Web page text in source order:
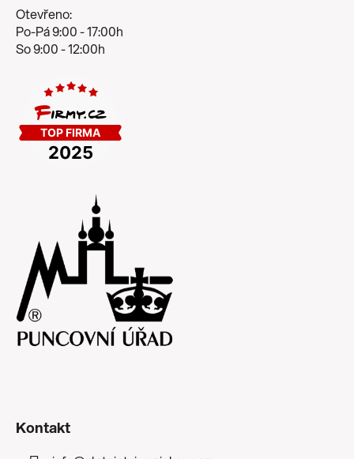
Otevřeno:
Po-Pá 9:00 - 17:00h
So 9:00 - 12:00h
Kontakt